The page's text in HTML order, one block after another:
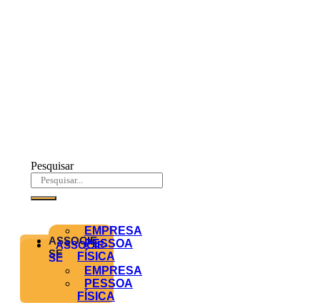
Pesquisar
ASSOCIE-
SE
EMPRESA
PESSOA
FÍSICA
ASSOCIE-
SE
EMPRESA
PESSOA
FÍSICA